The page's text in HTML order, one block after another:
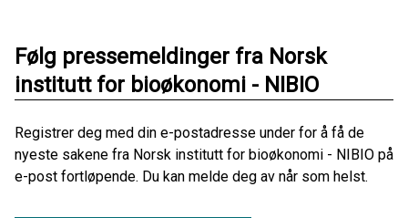
Følg pressemeldinger fra Norsk
institutt for bioøkonomi - NIBIO
Registrer deg med din e-postadresse under for å få de
nyeste sakene fra Norsk institutt for bioøkonomi - NIBIO på
e-post fortløpende. Du kan melde deg av når som helst.